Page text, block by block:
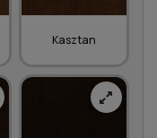
Kasztan